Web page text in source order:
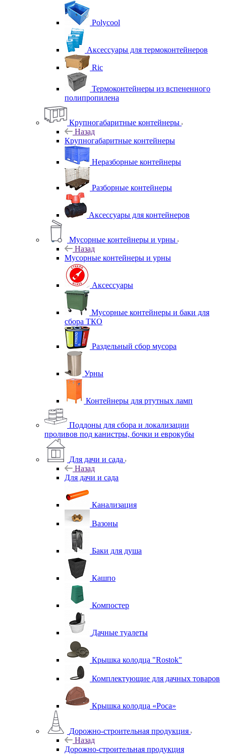
Polycool
Аксессуары для термоконтейнеров
Ric
Термоконтейнеры из вспененного
полипропилена
Крупногабаритные контейнеры
Назад
Крупногабаритные контейнеры
Неразборные контейнеры
Разборные контейнеры
Аксессуары для контейнеров
Мусорные контейнеры и урны
Назад
Мусорные контейнеры и урны
Аксессуары
Мусорные контейнеры и баки для
сбора ТКО
Раздельный сбор мусора
Урны
Контейнеры для ртутных ламп
Поддоны для сбора и локализации
проливов под канистры, бочки и еврокубы
Для дачи и сада
Назад
Для дачи и сада
Канализация
Вазоны
Баки для душа
Кашпо
Компостер
Дачные туалеты
Крышка колодца "Rostok"
Комплектующие для дачных товаров
Крышка колодца «Роса»
Дорожно-строительная продукция
Назад
Дорожно-строительная продукция